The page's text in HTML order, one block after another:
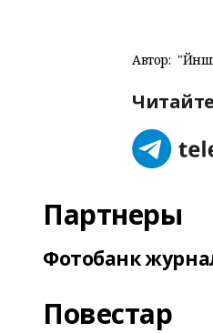
Автор:
Партнеры
Фотобанк
Повестар